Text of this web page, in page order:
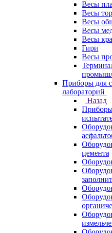
Весы
Весы
Весы
Весы
Весы
Гири
Весы
Приборы для
лабораторий
Назад
Приборы
цемента